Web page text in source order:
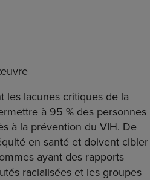
les lacunes critiques de la
à 95 % des personnes
à la prévention du VIH. De
en santé et doivent cibler
ayant des rapports
racialisées et les groupes